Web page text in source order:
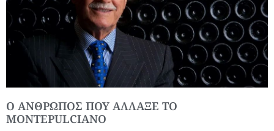
Ο ΑΝΘΡΩΠΟΣ ΠΟΥ ΑΛΛΑΞΕ ΤΟ
MONTEPULCIANO